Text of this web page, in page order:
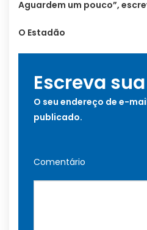
Aguardem um pouco”,
O Estadão
Escreva
O seu endereço de e-
publicado.
Comentário